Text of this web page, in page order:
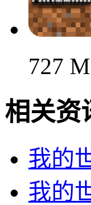
727
相关资
我的
我的